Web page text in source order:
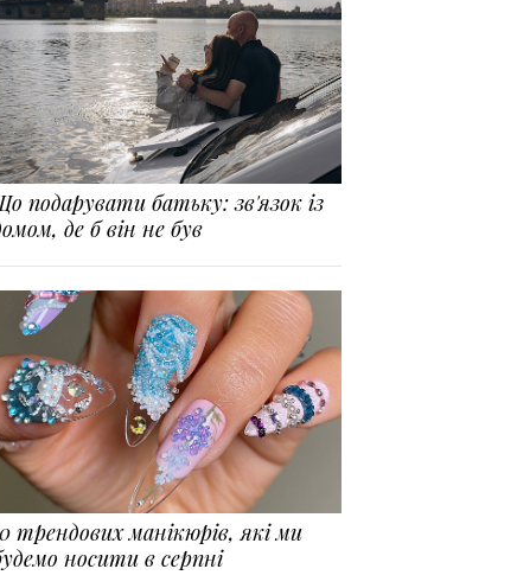
подарувати батьку: зв'язок із
де б він не був
трендових манікюрів, які ми
носити в серпні